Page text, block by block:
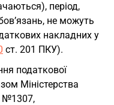
період,
не можуть
накладних у
ст. 201 ПКУ).
податкової
Міністерства
№1307,